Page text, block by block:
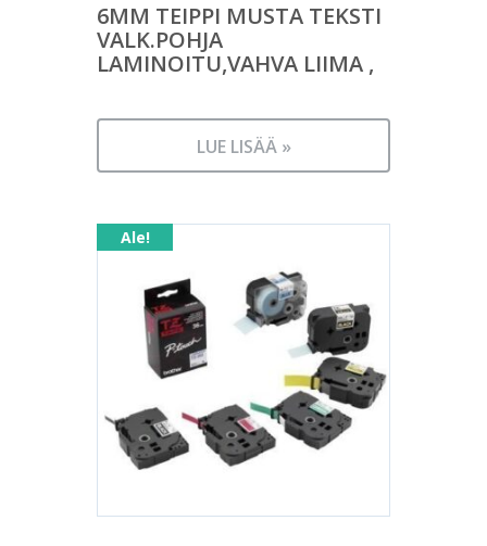
6MM TEIPPI MUSTA TEKSTI
VALK.POHJA
LAMINOITU,VAHVA LIIMA ,
LUE LISÄÄ »
Ale!